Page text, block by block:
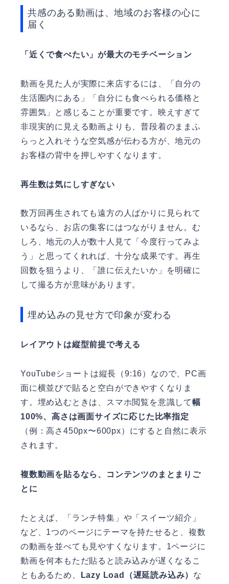
共感のある動画は、地域のお客様の心に
届く
「近くで食べたい」が最大のモチベーション
動画を見た人が実際に来店するには、「自分の
生活圏内にある」「自分にも食べられる価格と
雰囲気」と感じることが重要です。映えすぎて
非現実的に見える動画よりも、普段着のままふ
らっと入れそうな空気感が伝わる方が、地元の
お客様の背中を押しやすくなります。
再生数は気にしすぎない
数万回再生されても遠方の人ばかりに見られて
いるなら、お店の集客にはつながりません。む
しろ、地元の人が数十人見て「今度行ってみよ
う」と思ってくれれば、十分な成果です。再生
回数を狙うより、「誰に伝えたいか」を明確に
して撮る方が意味があります。
埋め込みの見せ方で印象が変わる
レイアウトは縦型前提で考える
YouTubeショートは縦長（9:16）なので、PC画
面に横並びで貼ると空白ができやすくなりま
す。埋め込むときは、スマホ閲覧を意識して幅
100%、高さは画面サイズに応じた比率指定
（例：高さ450px〜600px）にすると自然に表示
されます。
複数動画を貼るなら、コンテンツのまとまりご
とに
たとえば、「ランチ特集」や「スイーツ紹介」
など、1つのページにテーマを持たせると、複数
の動画を並べても見やすくなります。1ページに
動画を何本もただ貼ると読み込みが遅くなるこ
ともあるため、
Lazy Load（遅延読み込み） な